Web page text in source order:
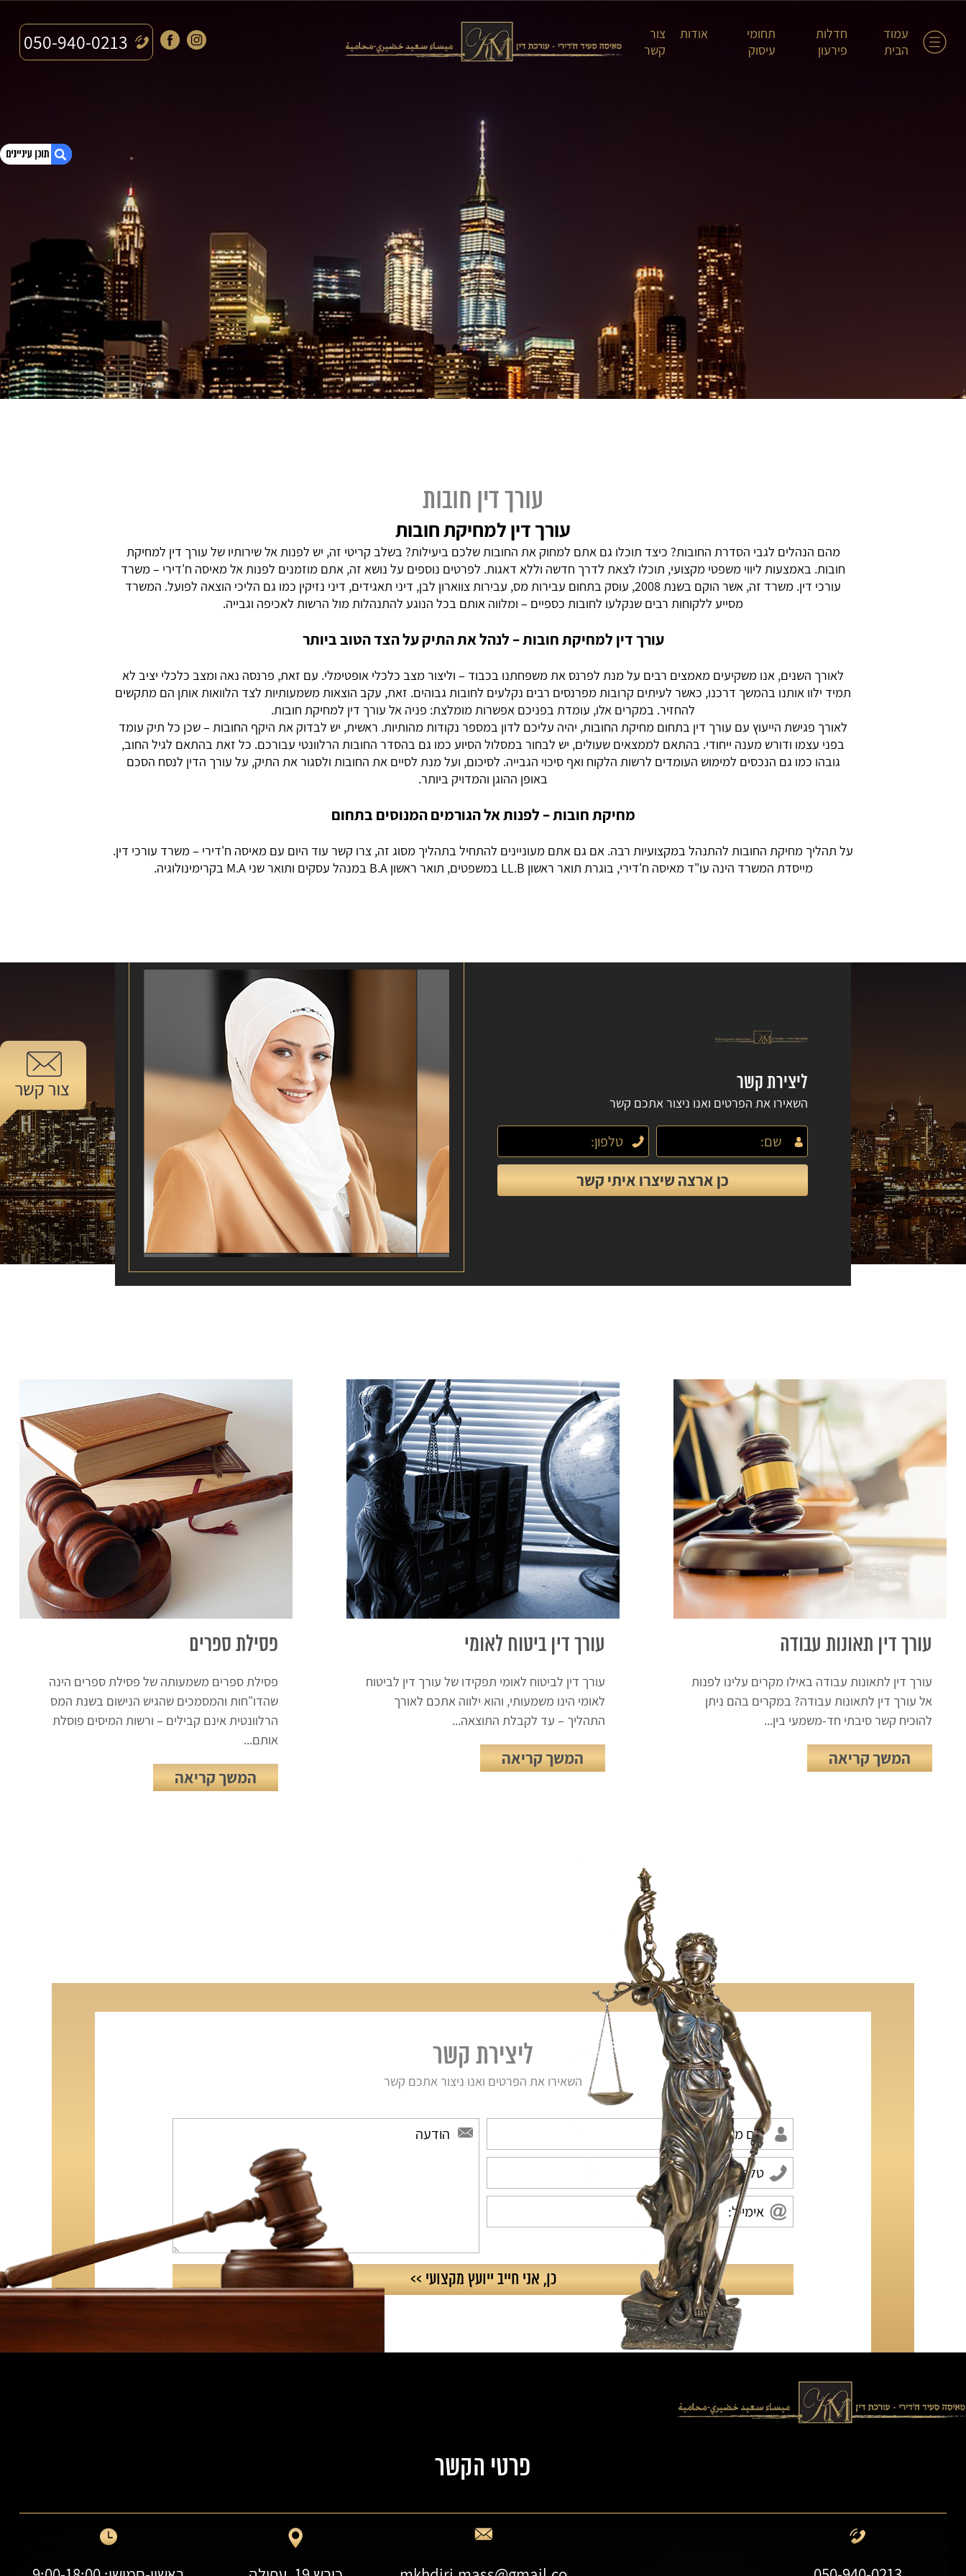
3. עורך דין למחיקת חובות – לנהל את התיק על הצד
הטוב ביותר
4. מחיקת חובות – לפנות אל הגורמים המנוסים
בתחום
עמוד
הבית
חדלות
פירעון
תחומי
עיסוק
אודות
צור
קשר
050-940-0213
עורך דין חובות
עורך דין למחיקת חובות
מהם הנהלים לגבי הסדרת החובות? כיצד תוכלו גם אתם למחוק את החובות שלכם ביעילות? בשלב קריטי זה, יש לפנות אל שירותיו של עורך דין למחיקת
חובות. באמצעות ליווי משפטי מקצועי, תוכלו לצאת לדרך חדשה וללא דאגות. לפרטים נוספים על נושא זה, אתם מוזמנים לפנות אל מאיסה ח'דירי – משרד
עורכי דין. משרד זה, אשר הוקם בשנת 2008, עוסק בתחום עבירות מס, עבירות צווארון לבן, דיני תאגידים, דיני נזיקין כמו גם הליכי הוצאה לפועל. המשרד
מסייע ללקוחות רבים שנקלעו לחובות כספיים – ומלווה אותם בכל הנוגע להתנהלות מול הרשות לאכיפה וגבייה.
עורך דין למחיקת חובות – לנהל את התיק על הצד הטוב ביותר
לאורך השנים, אנו משקיעים מאמצים רבים על מנת לפרנס את משפחתנו בכבוד – וליצור מצב כלכלי אופטימלי. עם זאת, פרנסה נאה ומצב כלכלי יציב לא
תמיד ילוו אותנו בהמשך דרכנו, כאשר לעיתים קרובות מפרנסים רבים נקלעים לחובות גבוהים. זאת, עקב הוצאות משמעותיות לצד הלוואות אותן הם מתקשים
להחזיר. במקרים אלו, עומדת בפניכם אפשרות מומלצת: פניה אל עורך דין למחיקת חובות.
לאורך פגישת הייעוץ עם עורך דין בתחום מחיקת החובות, יהיה עליכם לדון במספר נקודות מהותיות. ראשית, יש לבדוק את היקף החובות – שכן כל תיק עומד
בפני עצמו ודורש מענה ייחודי. בהתאם לממצאים שעולים, יש לבחור במסלול הסיוע כמו גם בהסדר החובות הרלוונטי עבורכם. כל זאת בהתאם לגיל החוב,
גובהו כמו גם הנכסים למימוש העומדים לרשות הלקוח ואף סיכוי הגבייה. לסיכום, ועל מנת לסיים את החובות ולסגור את התיק, על עורך הדין לנסח הסכם
באופן ההוגן והמדויק ביותר.
מחיקת חובות – לפנות אל הגורמים המנוסים בתחום
על תהליך מחיקת החובות להתנהל במקצועיות רבה. אם גם אתם מעוניינים להתחיל בתהליך מסוג זה, צרו קשר עוד היום עם מאיסה ח'דירי – משרד עורכי דין.
מייסדת המשרד הינה עו"ד מאיסה ח'דירי, בוגרת תואר ראשון LL.B במשפטים, תואר ראשון B.A במנהל עסקים ותואר שני M.A בקרימינולוגיה.
ליצירת קשר
השאירו את הפרטים ואנו ניצור אתכם קשר
עורך דין תאונות עבודה
עורך דין לתאונות עבודה באילו מקרים עלינו לפנות
אל עורך דין לתאונות עבודה? במקרים בהם ניתן
להוכיח קשר סיבתי חד-משמעי בין...
המשך קריאה
עורך דין ביטוח לאומי
עורך דין לביטוח לאומי תפקידו של עורך דין לביטוח
לאומי הינו משמעותי, והוא ילווה אתכם לאורך
התהליך – עד לקבלת התוצאה...
המשך קריאה
פסילת ספרים
פסילת ספרים משמעותה של פסילת ספרים הינה
שהדו"חות והמסמכים שהגיש הנישום בשנת המס
הרלוונטית אינם קבילים – ורשות המיסים פוסלת
אותם...
המשך קריאה
ליצירת קשר
השאירו את הפרטים ואנו ניצור אתכם קשר
פרטי הקשר